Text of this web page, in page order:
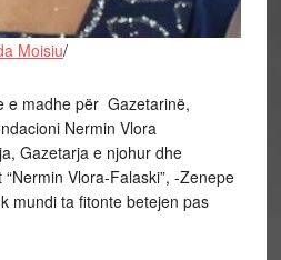
Moisiu/
e madhe për Gazetarinë,
Nermin Vlora
Gazetarja e njohur dhe
Vlora-Falaski”, -Zenepe
mundi ta fitonte betejen pas